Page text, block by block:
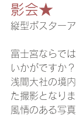
影会★
縦型ポスター
富士宮ならで
いかがですか？
浅間大社の境
た撮影となりま
風情のある写